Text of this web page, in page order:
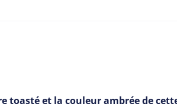
toasté et la couleur ambrée de